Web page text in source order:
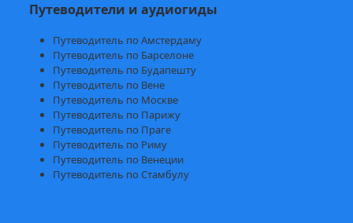
Путеводители и аудиогиды
Путеводитель по Амстердаму
Путеводитель по Барселоне
Путеводитель по Будапешту
Путеводитель по Вене
Путеводитель по Москве
Путеводитель по Парижу
Путеводитель по Праге
Путеводитель по Риму
Путеводитель по Венеции
Путеводитель по Стамбулу